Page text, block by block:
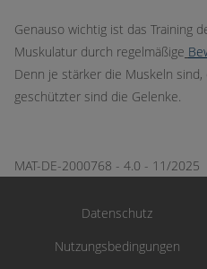
Genauso wichtig ist das Training
Muskulatur durch regelmäßige
Denn je stärker die Muskeln
geschützter sind die Gelenke.
MAT-DE-2000768 - 4.0 - 11/2025
Datenschutz
Nutzungsbedingungen